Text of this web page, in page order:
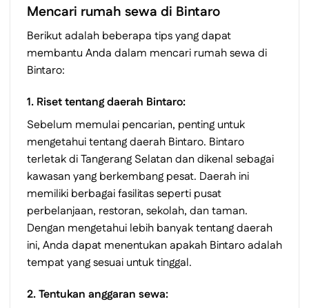
Mencari rumah sewa di Bintaro
Berikut adalah beberapa tips yang dapat
membantu Anda dalam mencari rumah sewa di
Bintaro:
1. Riset tentang daerah Bintaro:
Sebelum memulai pencarian, penting untuk
mengetahui tentang daerah Bintaro. Bintaro
terletak di Tangerang Selatan dan dikenal sebagai
kawasan yang berkembang pesat. Daerah ini
memiliki berbagai fasilitas seperti pusat
perbelanjaan, restoran, sekolah, dan taman.
Dengan mengetahui lebih banyak tentang daerah
ini, Anda dapat menentukan apakah Bintaro adalah
tempat yang sesuai untuk tinggal.
2. Tentukan anggaran sewa: